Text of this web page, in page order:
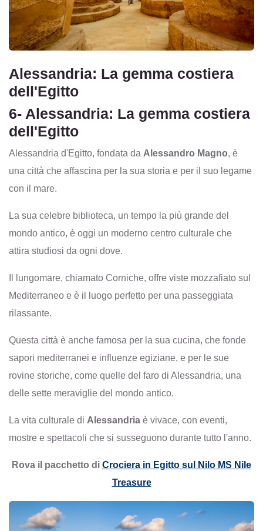
Alessandria: La gemma costiera
dell'Egitto
6- Alessandria: La gemma costiera
dell'Egitto
Alessandria d'Egitto, fondata da Alessandro Magno, è
una città che affascina per la sua storia e per il suo legame
con il mare.
La sua celebre biblioteca, un tempo la più grande del
mondo antico, è oggi un moderno centro culturale che
attira studiosi da ogni dove.
Il lungomare, chiamato Corniche, offre viste mozzafiato sul
Mediterraneo e è il luogo perfetto per una passeggiata
rilassante.
Questa città è anche famosa per la sua cucina, che fonde
sapori mediterranei e influenze egiziane, e per le sue
rovine storiche, come quelle del faro di Alessandria, una
delle sette meraviglie del mondo antico.
La vita culturale di Alessandria è vivace, con eventi,
mostre e spettacoli che si susseguono durante tutto l'anno.
Rova il pacchetto di Crociera in Egitto sul Nilo MS Nile
Treasure